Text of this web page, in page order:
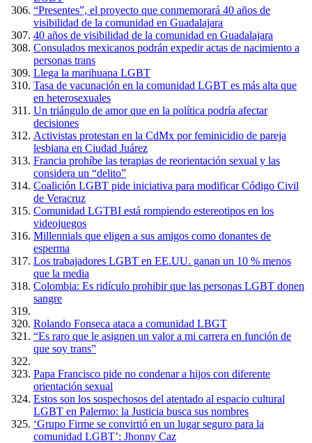
“Presentes”, el proyecto que conmemorará 40 años de
visibilidad de la comunidad en Guadalajara
40 años de visibilidad de la comunidad en Guadalajara
Consulados mexicanos podrán expedir actas de nacimiento a
personas trans
Llega la marihuana LGBT
Tasa de vacunación en la comunidad LGBT es más alta que
en heterosexuales
Un triángulo de amor que en la política podría afectar
decisiones
Activistas protestan en la CdMx por feminicidio de pareja
lesbiana en Ciudad Juárez
Francia prohíbe las terapias de reorientación sexual y las
considera un “delito”
Coalición LGBT pide iniciativa para modificar Código Civil
de Veracruz
Comunidad LGTBI está rompiendo estereotipos en los
videojuegos
Millennials que eligen a sus amigos como donantes de
esperma
Los trabajadores LGBT en EE.UU. ganan un 10 % menos
que la media
Colombia: Es ridículo prohibir que las personas LGBT donen
sangre
Rolando Fonseca ataca a comunidad LBGT
“Es raro que le asignen un valor a mi carrera en función de
que soy trans”
Papa Francisco pide no condenar a hijos con diferente
orientación sexual
Estos son los sospechosos del atentado al espacio cultural
LGBT en Palermo: la Justicia busca sus nombres
‘Grupo Firme se convirtió en un lugar seguro para la
comunidad LGBT’: Jhonny Caz